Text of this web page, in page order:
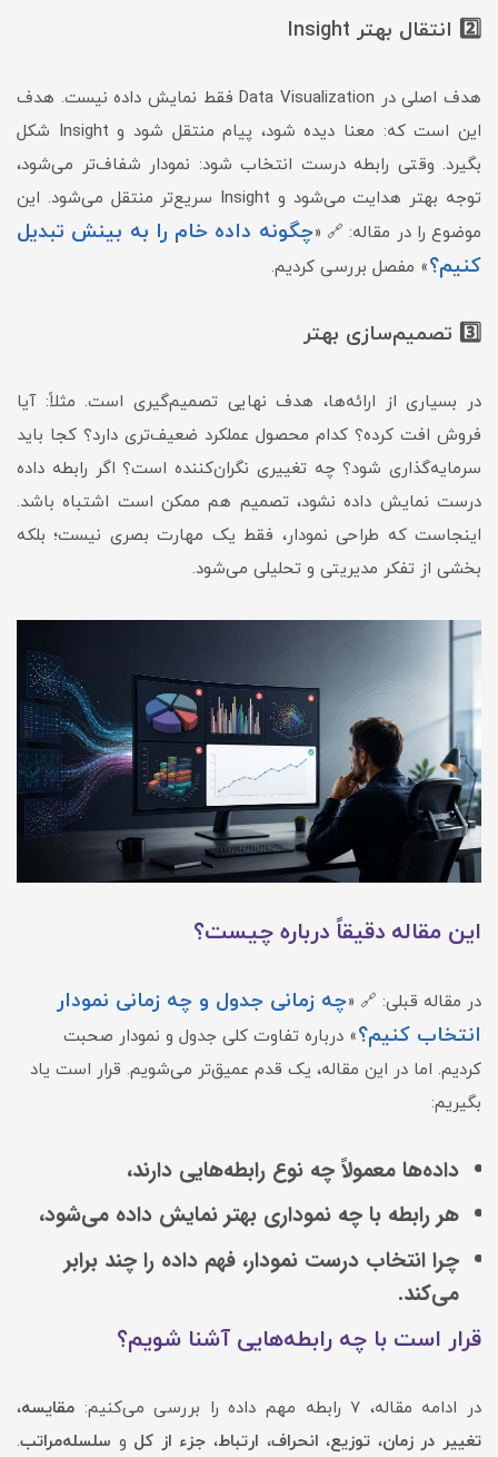
2️⃣ انتقال بهتر Insight
هدف اصلی در Data Visualization فقط نمایش داده نیست. هدف
این است که: معنا دیده شود، پیام منتقل شود و Insight شکل
بگیرد. وقتی رابطه درست انتخاب شود: نمودار شفاف‌تر می‌شود،
توجه بهتر هدایت می‌شود و Insight سریع‌تر منتقل می‌شود. این
موضوع را در مقاله: 🔗 «چگونه داده خام را به بینش تبدیل
کنیم؟» مفصل بررسی کردیم.
3️⃣ تصمیم‌سازی بهتر
در بسیاری از ارائه‌ها، هدف نهایی تصمیم‌گیری است. مثلاً: آیا
فروش افت کرده؟ کدام محصول عملکرد ضعیف‌تری دارد؟ کجا باید
سرمایه‌گذاری شود؟ چه تغییری نگران‌کننده است؟ اگر رابطه داده
درست نمایش داده نشود، تصمیم هم ممکن است اشتباه باشد.
اینجاست که طراحی نمودار، فقط یک مهارت بصری نیست؛ بلکه
بخشی از تفکر مدیریتی و تحلیلی می‌شود.
این مقاله دقیقاً درباره چیست؟
در مقاله قبلی: 🔗 «چه زمانی جدول و چه زمانی نمودار
انتخاب کنیم؟» درباره تفاوت کلی جدول و نمودار صحبت
کردیم. اما در این مقاله، یک قدم عمیق‌تر می‌شویم. قرار است یاد
بگیریم:
داده‌ها معمولاً چه نوع رابطه‌هایی دارند،
هر رابطه با چه نموداری بهتر نمایش داده می‌شود،
چرا انتخاب درست نمودار، فهم داده را چند برابر
می‌کند.
قرار است با چه رابطه‌هایی آشنا شویم؟
در ادامه مقاله، ۷ رابطه مهم داده را بررسی می‌کنیم: مقایسه،
تغییر در زمان، توزیع، انحراف، ارتباط، جزء از کل و سلسله‌مراتب.